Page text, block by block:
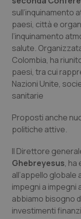
Campania
Emilia-
Friuli
Liguria
Lombardia
Marche
Molise
Car-T
Colesterolo
Dermatite
Disturbi
Dolore
Donna &
Epatiti
sull’inquinamento
paesi, città e
l’inquinamento
salute.
Colombia, ha
paesi, tra cui
Nazioni Unite,
sanitarie
Proposti anche
politiche attive.
Il Direttore
Ghebreyesus, ha
all’appello globale
impegni a impegni
abbiamo bisogno
investimenti